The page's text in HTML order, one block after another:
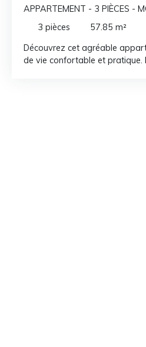
APPARTEMENT - 3
3 pièces 57.85 m²
Découvrez cet agréable
de vie confortable et pratique.